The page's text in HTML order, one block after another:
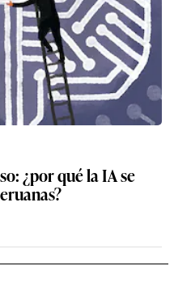
¿por qué la IA se